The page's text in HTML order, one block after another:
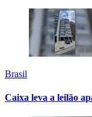
Brasil
Caixa leva a leilão